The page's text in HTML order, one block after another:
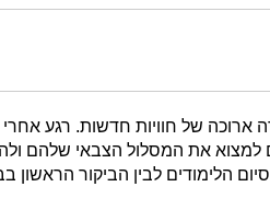
שורה ארוכה של חוויות חדשות. רגע
למצוא את המסלול הצבאי שלהם
הלימודים לבין הביקור הראשון